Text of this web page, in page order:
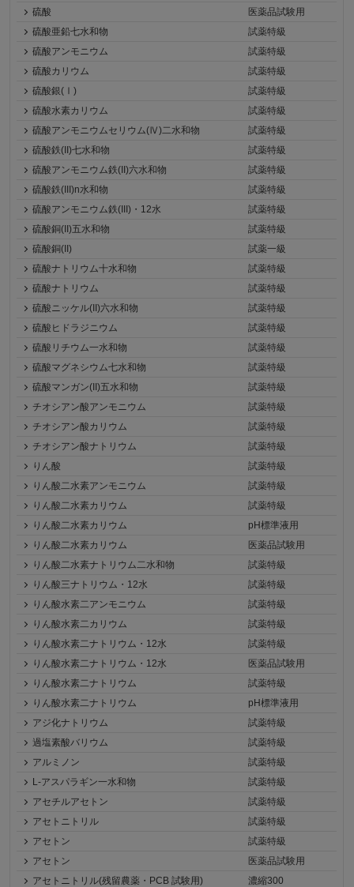
硫酸
医薬品試験用
硫酸亜鉛七水和物
試薬特級
硫酸アンモニウム
試薬特級
硫酸カリウム
試薬特級
硫酸銀(Ⅰ)
試薬特級
硫酸水素カリウム
試薬特級
硫酸アンモニウムセリウム(Ⅳ)二水和物
試薬特級
硫酸鉄(II)七水和物
試薬特級
硫酸アンモニウム鉄(II)六水和物
試薬特級
硫酸鉄(III)n水和物
試薬特級
硫酸アンモニウム鉄(III)・12水
試薬特級
硫酸銅(II)五水和物
試薬特級
硫酸銅(II)
試薬一級
硫酸ナトリウム十水和物
試薬特級
硫酸ナトリウム
試薬特級
硫酸ニッケル(II)六水和物
試薬特級
硫酸ヒドラジニウム
試薬特級
硫酸リチウム一水和物
試薬特級
硫酸マグネシウム七水和物
試薬特級
硫酸マンガン(II)五水和物
試薬特級
チオシアン酸アンモニウム
試薬特級
チオシアン酸カリウム
試薬特級
チオシアン酸ナトリウム
試薬特級
りん酸
試薬特級
りん酸二水素アンモニウム
試薬特級
りん酸二水素カリウム
試薬特級
りん酸二水素カリウム
pH標準液用
りん酸二水素カリウム
医薬品試験用
りん酸二水素ナトリウム二水和物
試薬特級
りん酸三ナトリウム・12水
試薬特級
りん酸水素二アンモニウム
試薬特級
りん酸水素二カリウム
試薬特級
りん酸水素二ナトリウム・12水
試薬特級
りん酸水素二ナトリウム・12水
医薬品試験用
りん酸水素二ナトリウム
試薬特級
りん酸水素二ナトリウム
pH標準液用
アジ化ナトリウム
試薬特級
過塩素酸バリウム
試薬特級
アルミノン
試薬特級
L-アスパラギン一水和物
試薬特級
アセチルアセトン
試薬特級
アセトニトリル
試薬特級
アセトン
試薬特級
アセトン
医薬品試験用
アセトニトリル(残留農薬・PCB 試験用)
濃縮300